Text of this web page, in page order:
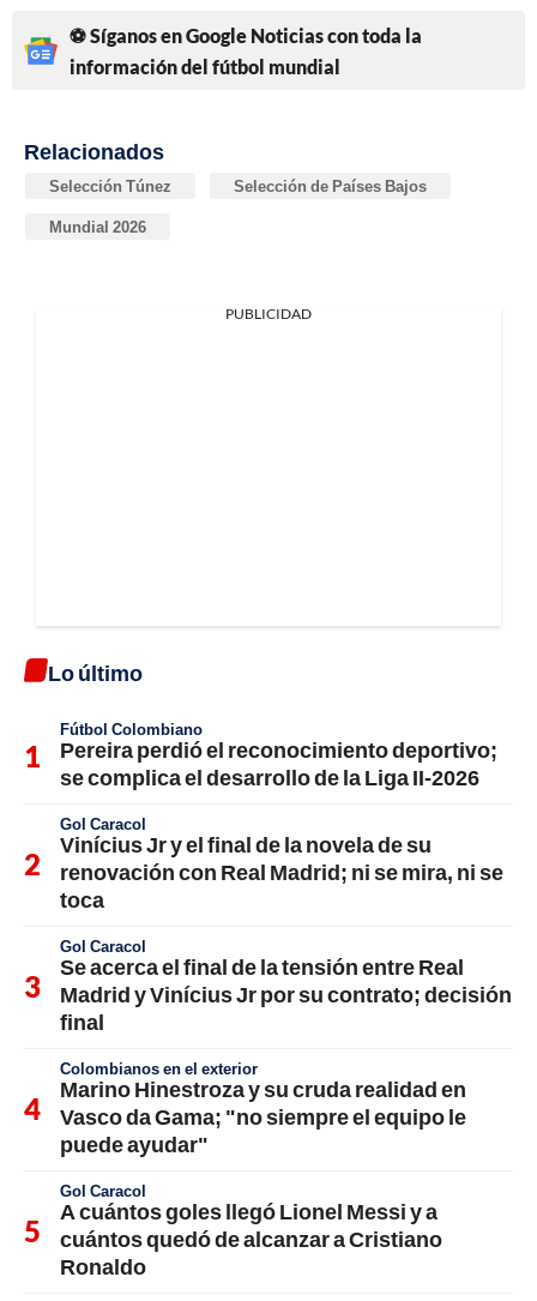
⚽ Síganos en Google Noticias con toda la
información del fútbol mundial
Relacionados
Selección Túnez Selección de Países Bajos
Mundial 2026
PUBLICIDAD
Lo último
Fútbol Colombiano
Pereira perdió el reconocimiento deportivo;
se complica el desarrollo de la Liga II-2026
Gol Caracol
Vinícius Jr y el final de la novela de su
renovación con Real Madrid; ni se mira, ni se
toca
Gol Caracol
Se acerca el final de la tensión entre Real
Madrid y Vinícius Jr por su contrato; decisión
final
Colombianos en el exterior
Marino Hinestroza y su cruda realidad en
Vasco da Gama; "no siempre el equipo le
puede ayudar"
Gol Caracol
A cuántos goles llegó Lionel Messi y a
cuántos quedó de alcanzar a Cristiano
Ronaldo